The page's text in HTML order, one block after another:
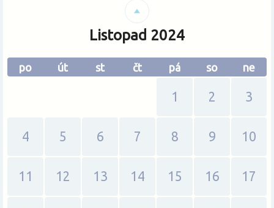
Změnit měnu
Listopad 2024
po út st čt pá so ne
1 2 3
4 5 6 7 8 9 10
11 12 13 14 15 16 17